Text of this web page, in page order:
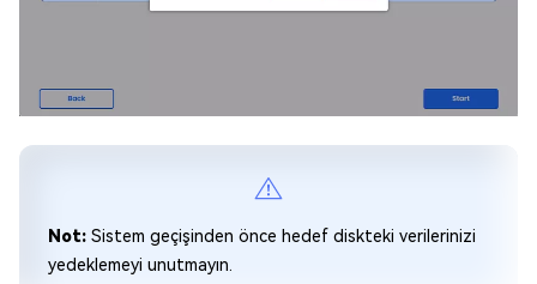
Not: Sistem geçişinden önce hedef diskteki verilerinizi
yedeklemeyi unutmayın.